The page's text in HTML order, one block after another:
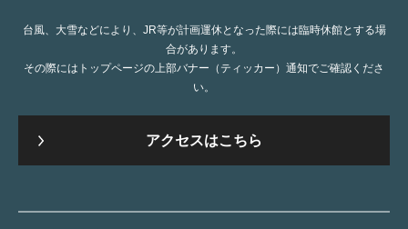
台風、大雪などにより、JR等が計画運休となった際には臨時休館とする場
合があります。
その際にはトップページの上部バナー（ティッカー）通知でご確認くださ
い。
アクセスはこちら